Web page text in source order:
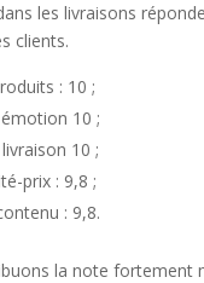
les livraisons
clients.
: 10 ;
10 ;
10 ;
prix : 9,8 ;
: 9,8.
la note fortement